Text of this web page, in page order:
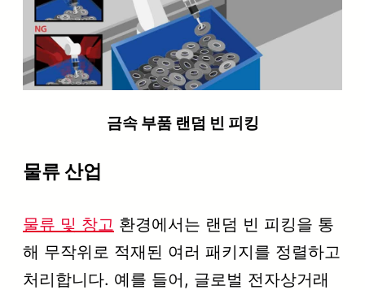
금속 부품 랜덤 빈 피킹
물류 산업
물류 및 창고 환경에서는 랜덤 빈 피킹을 통
해 무작위로 적재된 여러 패키지를 정렬하고
처리합니다. 예를 들어, 글로벌 전자상거래